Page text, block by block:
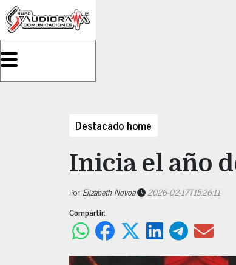
Destacado home
Inicia el año
Por Elizabeth Novoa
2026-02-17T15:26:11
Compartir: